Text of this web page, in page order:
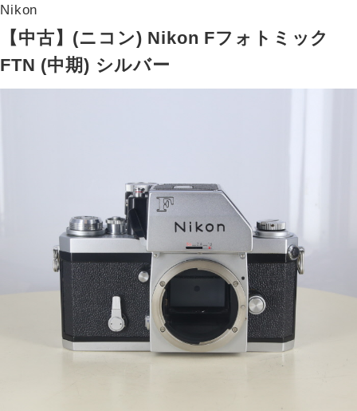
Nikon
【中古】(ニコン) Nikon Fフォトミック
FTN (中期) シルバー